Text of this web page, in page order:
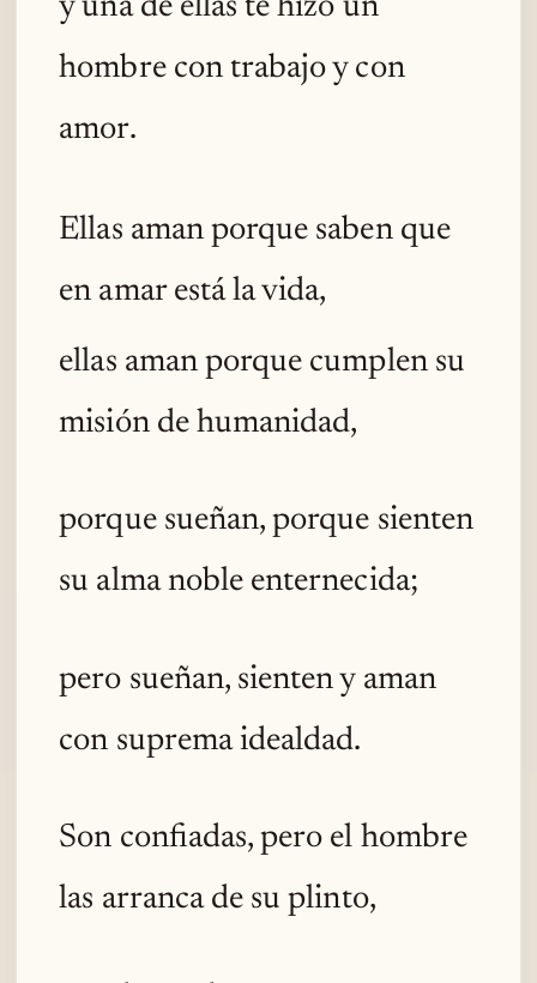
y una de ellas te hizo un
hombre con trabajo y con
amor.
Ellas aman porque saben que
en amar está la vida,
ellas aman porque cumplen su
misión de humanidad,
porque sueñan, porque sienten
su alma noble enternecida;
pero sueñan, sienten y aman
con suprema idealdad.
Son confiadas, pero el hombre
las arranca de su plinto,